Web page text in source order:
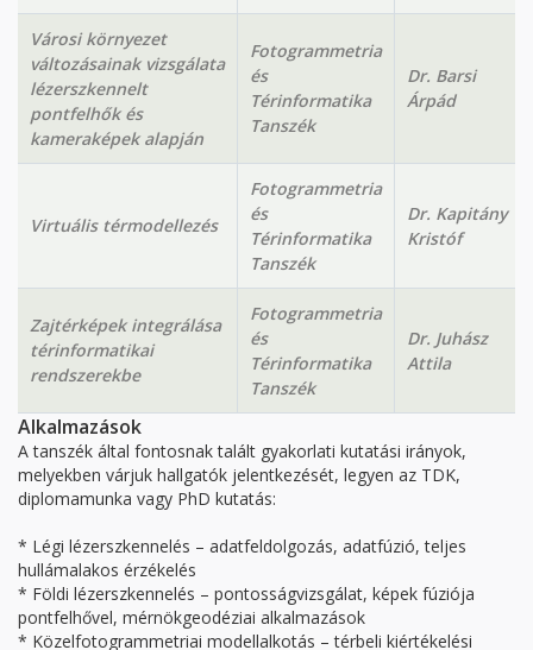
Városi környezet
változásainak vizsgálata
lézerszkennelt
pontfelhők és
kameraképek alapján
Fotogrammetria
és
Térinformatika
Tanszék
Dr. Barsi
Árpád
Virtuális térmodellezés
Fotogrammetria
és
Térinformatika
Tanszék
Dr. Kapitány
Kristóf
Zajtérképek integrálása
térinformatikai
rendszerekbe
Fotogrammetria
és
Térinformatika
Tanszék
Dr. Juhász
Attila
Alkalmazások
A tanszék által fontosnak talált gyakorlati kutatási irányok,
melyekben várjuk hallgatók jelentkezését, legyen az TDK,
diplomamunka vagy PhD kutatás:
* Légi lézerszkennelés – adatfeldolgozás, adatfúzió, teljes
hullámalakos érzékelés
* Földi lézerszkennelés – pontosságvizsgálat, képek fúziója
pontfelhővel, mérnökgeodéziai alkalmazások
* Közelfotogrammetriai modellalkotás – térbeli kiértékelési